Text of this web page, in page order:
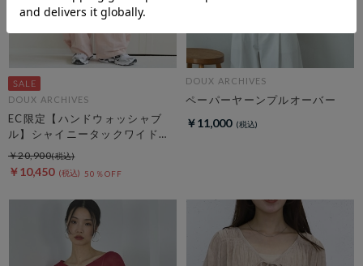
DOUX ARCHIVES
EC限定【ハンドウォッシャブ
ル】シャイニータックワイドパ
ンツ
￥10,450 50％OFF
￥20,900
DOUX ARCHIVES
ペーパーヤーンプルオーバー
￥11,000